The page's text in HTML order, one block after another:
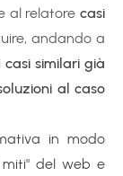
al relatore casi
andando a
casi similari già
al caso
in modo
miti" del web e